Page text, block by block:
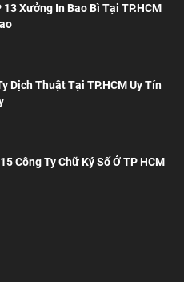
13 Xưởng In Bao Bì Tại TP.HCM
Dịch Thuật Tại TP.HCM Uy Tín
Công Ty Chữ Ký Số Ở TP HCM